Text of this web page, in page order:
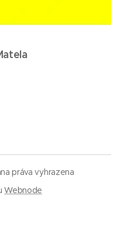
práva vyhrazena
Webnode